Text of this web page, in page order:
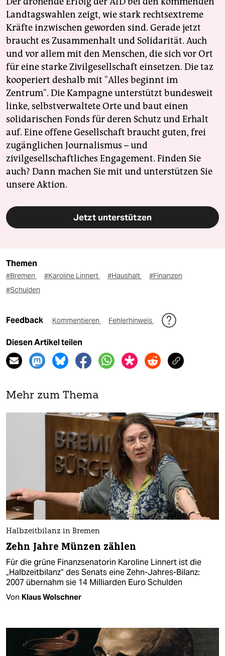
Landtagswahlen zeigt, wie stark rechtsextreme
Kräfte inzwischen geworden sind. Gerade jetzt
braucht es Zusammenhalt und Solidarität. Auch
und vor allem mit den Menschen, die sich vor Ort
für eine starke Zivilgesellschaft einsetzen. Die taz
kooperiert deshalb mit "Alles beginnt im
Zentrum". Die Kampagne unterstützt bundesweit
linke, selbstverwaltete Orte und baut einen
solidarischen Fonds für deren Schutz und Erhalt
auf. Eine offene Gesellschaft braucht guten, frei
zugänglichen Journalismus – und
zivilgesellschaftliches Engagement. Finden Sie
auch? Dann machen Sie mit und unterstützen Sie
unsere Aktion.
Jetzt unterstützen
Themen
#Bremen #Karoline Linnert #Haushalt
#Finanzen
#Schulden
Feedback Kommentieren Fehlerhinweis
Diesen Artikel teilen
Mehr zum Thema
Halbzeitbilanz in Bremen
Zehn Jahre Münzen zählen
Für die grüne Finanzsenatorin Karoline Linnert ist die
„Halbzeitbilanz“ des Senats eine Zehn-Jahres-Bilanz:
2007 übernahm sie 14 Milliarden Euro Schulden
Von Klaus Wolschner